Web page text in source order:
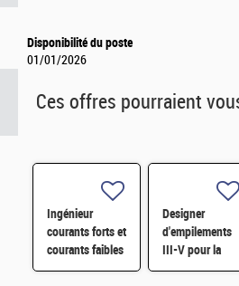
Disponibilité du poste
01/01/2026
Ces offres pourraient
Ingénieur
courants forts et
courants faibles
H/F
Designer
d'empilements
III-V pour la
photonique H/F